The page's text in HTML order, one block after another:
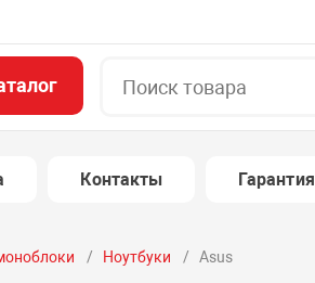
Контакты Гарантия
Ноутбуки Asus